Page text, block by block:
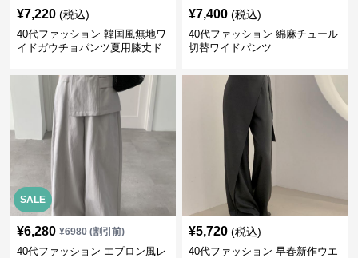
¥7,220 (税込)
40代ファッション 韓国風無地ワ
イドガウチョパンツ夏用膝丈ド
¥7,400 (税込)
40代ファッション 綿麻チュール
切替ワイドパンツ
SALE
¥6,280 ¥6980(割引前)
40代ファッション エプロン風レ
¥5,720 (税込)
40代ファッション 早春新作ウエ